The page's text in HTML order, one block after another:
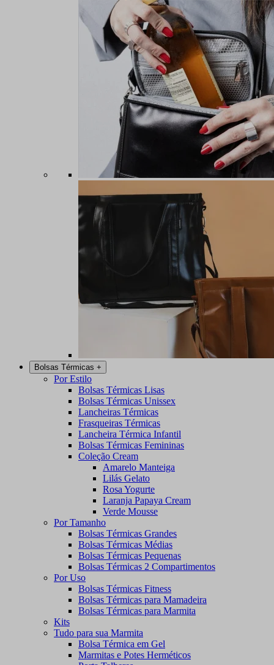
Bolsas Térmicas +
Por Estilo
Bolsas Térmicas Lisas
Bolsas Térmicas Unissex
Lancheiras Térmicas
Frasqueiras Térmicas
Lancheira Térmica Infantil
Bolsas Térmicas Femininas
Coleção Cream
Amarelo Manteiga
Lilás Gelato
Rosa Yogurte
Laranja Papaya Cream
Verde Mousse
Por Tamanho
Bolsas Térmicas Grandes
Bolsas Térmicas Médias
Bolsas Térmicas Pequenas
Bolsas Térmicas 2 Compartimentos
Por Uso
Bolsas Térmicas Fitness
Bolsas Térmicas para Mamadeira
Bolsas Térmicas para Marmita
Kits
Tudo para sua Marmita
Bolsa Térmica em Gel
Marmitas e Potes Herméticos